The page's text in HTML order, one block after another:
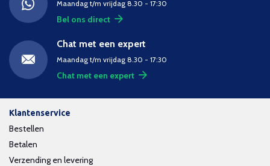
Maandag t/m vrijdag 8.30 - 17:30
Bel ons direct
Chat met een expert
Maandag t/m vrijdag 8.30 - 17:30
Chat met een expert
Klantenservice
Bestellen
Betalen
Verzending en levering